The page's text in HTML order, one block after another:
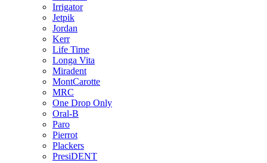
Irrigator
Jetpik
Jordan
Kerr
Life Time
Longa Vita
Miradent
MontCarotte
MRC
One Drop Only
Oral-B
Paro
Pierrot
Plackers
PresiDENT